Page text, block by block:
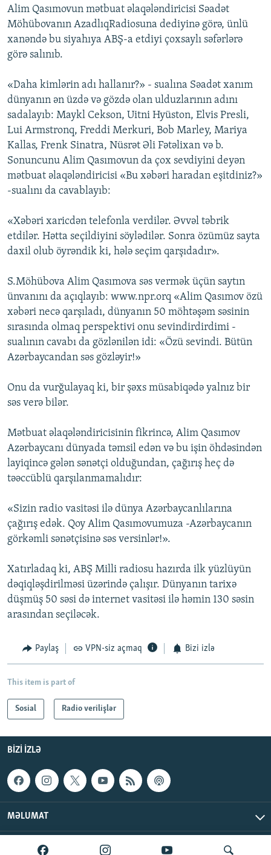
Alim Qasımovun mətbuat əlaqələndiricisi Səadət
Möhübovanın AzadlıqRadiosuna dediyinə görə, ünlü
xanəndə bu siyahıya ABŞ-a etdiyi çoxsaylı səfərlərə
görə salınıb.
«Daha kimlərin adı hallanır?» - sualına Səadət xanım
dünyanın ən üzdə və gözdə olan ulduzlarının adını
sadalayıb: Maykl Cekson, Uitni Hyüston, Elvis Presli,
Lui Armstronq, Freddi Merkuri, Bob Marley, Mariya
Kallas, Frenk Sinatra, Nüsrət Əli Fətəlixan və b.
Sonuncunu Alim Qasımovun da çox sevdiyini deyən
mətbuat əlaqələndiricisi «Bu xəbəri haradan eşitdiniz?»
-sualını da cavablayıb:
«Xəbəri xaricdən telefonla verdilər. Əvvəl təbrik
etdilər. Hətta seçildiyini söylədilər. Sonra özümüz sayta
daxil olub öyrəndik ki, hələ seçim qarşıdadır».
S.Möhübova Alim Qasımova səs vermək üçün saytın
ünvanını da açıqlayıb: www.npr.orq «Alim Qasımov özü
xəbəri necə qarşıladı, dünyanın 50 möhtəşəm səsinin
sırasında olmaq perspektivi onu sevindirdirdimi -
sualının cavabı da gözlənilən idi: «Özü sevindi. Bütün
Azərbaycandan səs gözləyir!»
Onu da vurğulayaq ki, bir şəxs müsabiqədə yalnız bir
səs verə bilər.
Mətbuat əlaqələndiricisinin fikrincə, Alim Qasımov
Azərbaycanı dünyada təmsil edən və bu işin öhdəsindən
layiqincə gələn sənətçi olduğundan, çağırış heç də
təəccüblü qarşılanmamalıdır:
«Sizin radio vasitəsi ilə dünya Azərbaycanlılarına
çağırış edək. Qoy Alim Qasımovumuza -Azərbaycanın
görkəmli sənətçisinə səs versinlər!».
Xatırladaq ki, ABŞ Milli radiosu hazırda ilk yüzlüyün
dəqiqləşdirilməsi üzərində çalışır. Dünyanın tarixə
düşmüş 50 səsi də internet vasitəsi ilə həmin 130 səsin
arasından seçiləcək.
Paylaş VPN-siz açmaq Bizi izlə
This item is part of
Sosial Radio verilişlər
BIZI IZLƏ
MƏLUMAT
AzadlıqRadiosu © 2026 Inc. | Bütün hüquqlar qorunur